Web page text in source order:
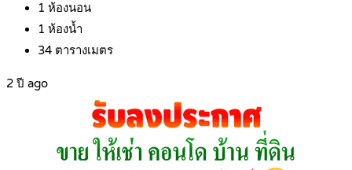
1 ห้องนอน
1 ห้องน้ำ
34 ตารางเมตร
2 ปี ago